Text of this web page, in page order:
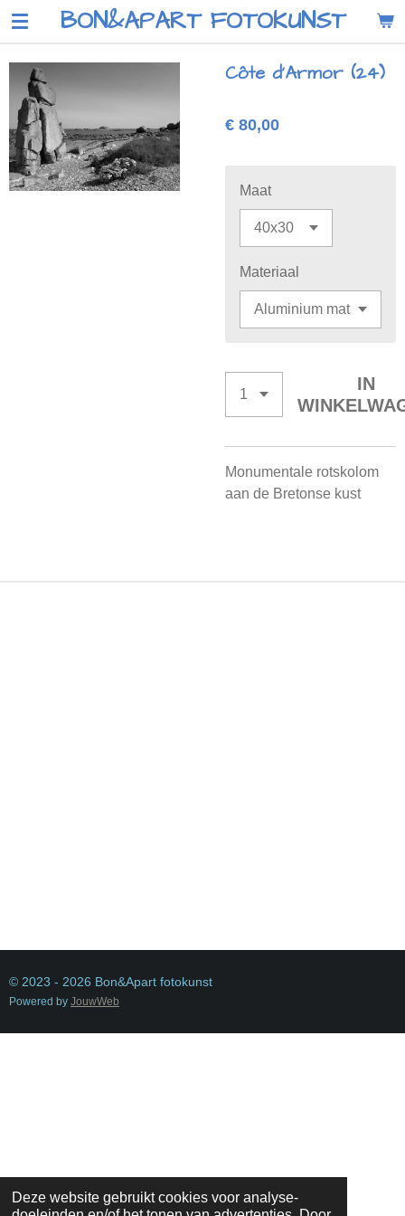
Deze website gebruikt cookies voor analyse-
Ga
naar
hoofdinhoud
BON&APART FOTOKUNST
Côte d'Armor (24)
€ 80,00
Maat
Materiaal
IN
Monumentale rotskolom
aan de Bretonse kust
© 2023 - 2026 Bon&Apart fotokunst
Powered by JouwWeb